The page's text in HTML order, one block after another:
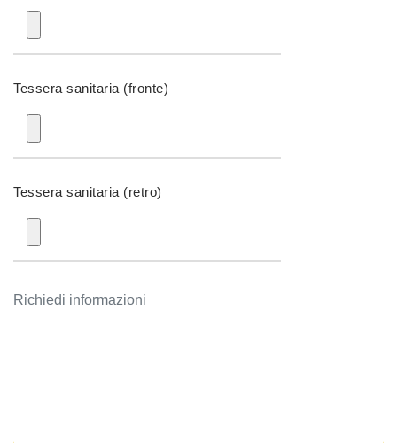
Tessera sanitaria (fronte)
Tessera sanitaria (retro)